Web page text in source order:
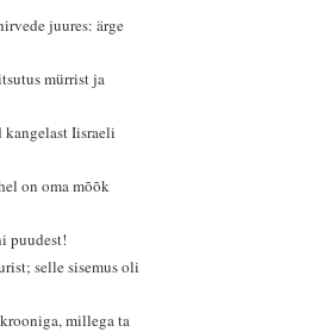
juures: ärge
mürrist ja
kangelast Iisraeli
on oma mõõk
puudest!
selle sisemus oli
millega ta